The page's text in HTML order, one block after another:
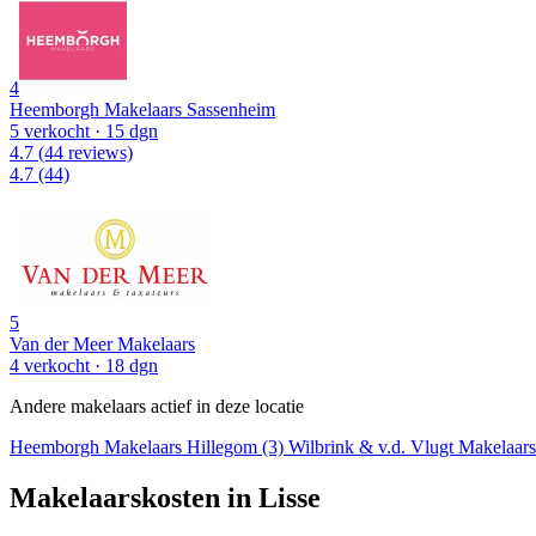
4
Heemborgh Makelaars Sassenheim
5 verkocht · 15 dgn
4.7 (44 reviews)
4.7 (44)
5
Van der Meer Makelaars
4 verkocht · 18 dgn
Andere makelaars actief in deze locatie
Heemborgh Makelaars Hillegom (3) Wilbrink & v.d. Vlugt
Makelaarskosten in Lisse